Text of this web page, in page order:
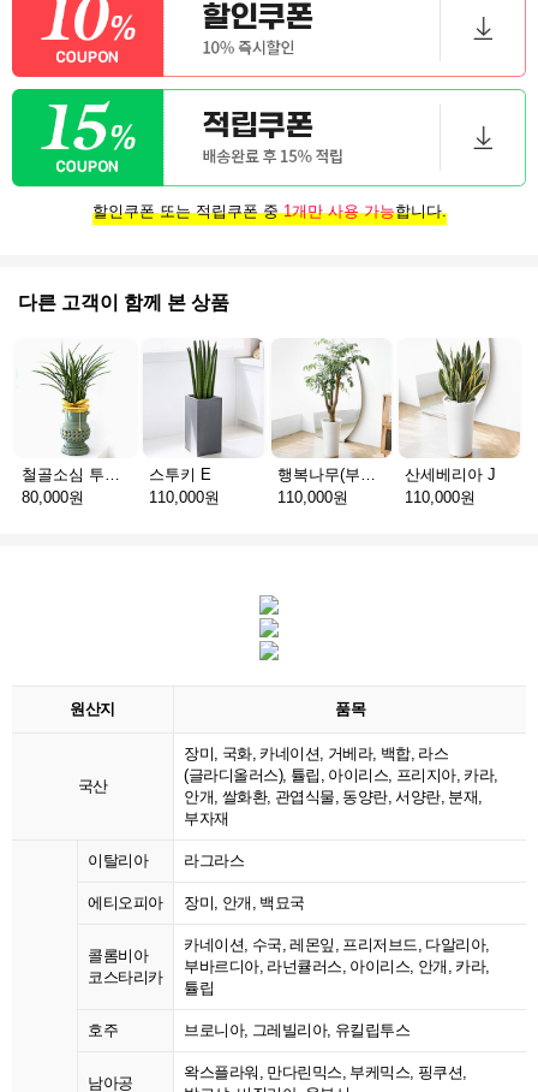
할인쿠폰 또는 적립쿠폰 중1개만 사용 가능합니다.
다른 고객이 함께 본 상품
철골소심 투각청자분
80,000원
스투키 E
110,000원
행복나무(부귀수) D
110,000원
산세베리아 J
110,000원
원산지 품목
국산
장미, 국화, 카네이션, 거베라, 백합, 라스
(글라디올러스), 튤립, 아이리스, 프리지아, 카라,
안개, 쌀화환, 관엽식물, 동양란, 서양란, 분재,
부자재
이탈리아 라그라스
에티오피아 장미, 안개, 백묘국
콜롬비아
코스타리카
카네이션, 수국, 레몬잎, 프리저브드, 다알리아,
부바르디아, 라넌큘러스, 아이리스, 안개, 카라,
튤립
호주 브로니아, 그레빌리아, 유킬립투스
남아공
왁스플라워, 만다린믹스, 부케믹스, 핑쿠션,